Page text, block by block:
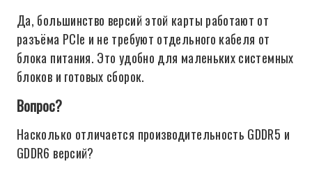
Да, большинство версий этой карты работают от
разъёма PCIe и не требуют отдельного кабеля от
блока питания. Это удобно для маленьких системных
блоков и готовых сборок.
Вопрос?
Насколько отличается производительность GDDR5 и
GDDR6 версий?